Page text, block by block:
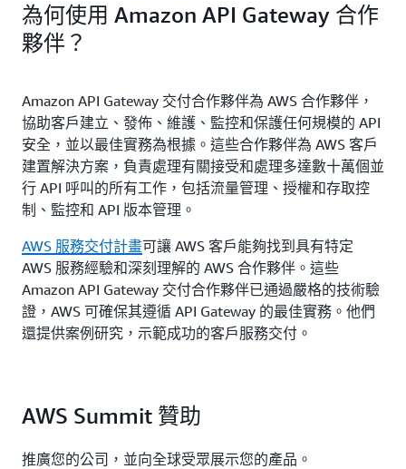
為何使用 Amazon API Gateway 合作
夥伴？
Amazon API Gateway 交付合作夥伴為 AWS 合作夥伴，
協助客戶建立、發佈、維護、監控和保護任何規模的 API
安全，並以最佳實務為根據。這些合作夥伴為 AWS 客戶
建置解決方案，負責處理有關接受和處理多達數十萬個並
行 API 呼叫的所有工作，包括流量管理、授權和存取控
制、監控和 API 版本管理。
AWS 服務交付計畫可讓 AWS 客戶能夠找到具有特定
AWS 服務經驗和深刻理解的 AWS 合作夥伴。這些
Amazon API Gateway 交付合作夥伴已通過嚴格的技術驗
證，AWS 可確保其遵循 API Gateway 的最佳實務。他們
還提供案例研究，示範成功的客戶服務交付。
AWS Summit 贊助
推廣您的公司，並向全球受眾展示您的產品。